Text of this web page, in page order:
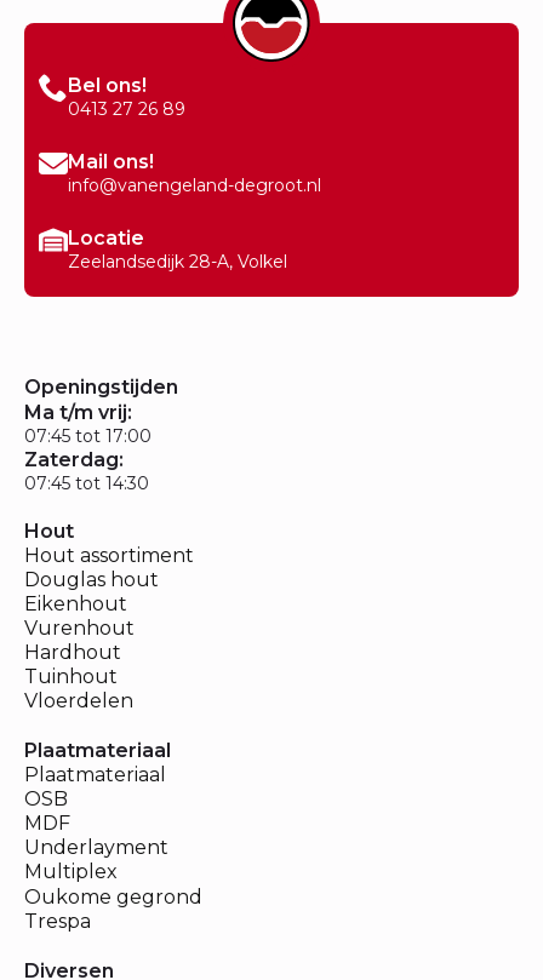
Bel ons!
0413 27 26 89
Mail ons!
info@vanengeland-degroot.nl
Locatie
Zeelandsedijk 28-A, Volkel
Openingstijden
Ma t/m vrij:
07:45 tot 17:00
Zaterdag:
07:45 tot 14:30
Hout
Hout assortiment
Douglas hout
Eikenhout
Vurenhout
Hardhout
Tuinhout
Vloerdelen
Plaatmateriaal
Plaatmateriaal
OSB
MDF
Underlayment
Multiplex
Oukome gegrond
Trespa
Diversen